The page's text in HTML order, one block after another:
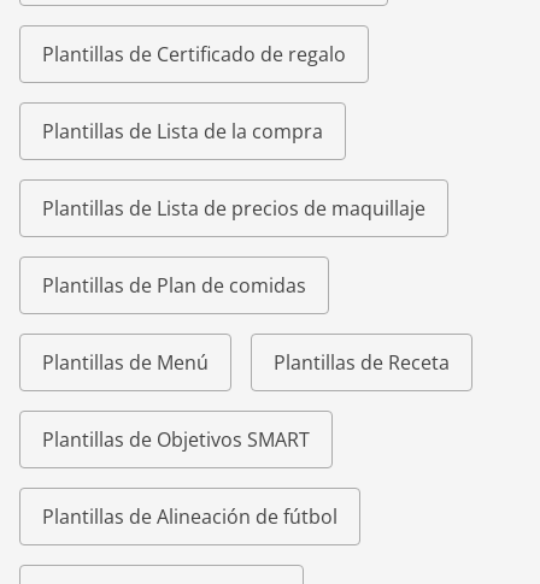
Plantillas de Certificado de regalo
Plantillas de Lista de la compra
Plantillas de Lista de precios de maquillaje
Plantillas de Plan de comidas
Plantillas de Menú Plantillas de Receta
Plantillas de Objetivos SMART
Plantillas de Alineación de fútbol